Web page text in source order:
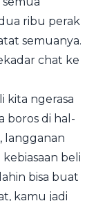
ribu perak
semuanya.
chat ke
kita ngerasa
boros di hal-
langganan
beli
bisa buat
kamu jadi